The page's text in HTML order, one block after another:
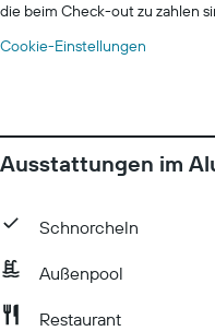
die beim Check-out zu zahlen
Cookie-Einstellungen
Ausstattungen im
Schnorcheln
Außenpool
Restaurant